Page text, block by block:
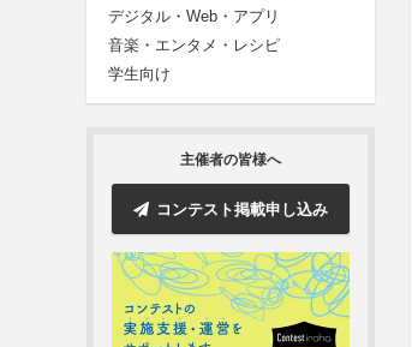
デジタル・Web・アプリ
音楽・エンタメ・レシピ
学生向け
主催者の皆様へ
コンテスト掲載申し込み